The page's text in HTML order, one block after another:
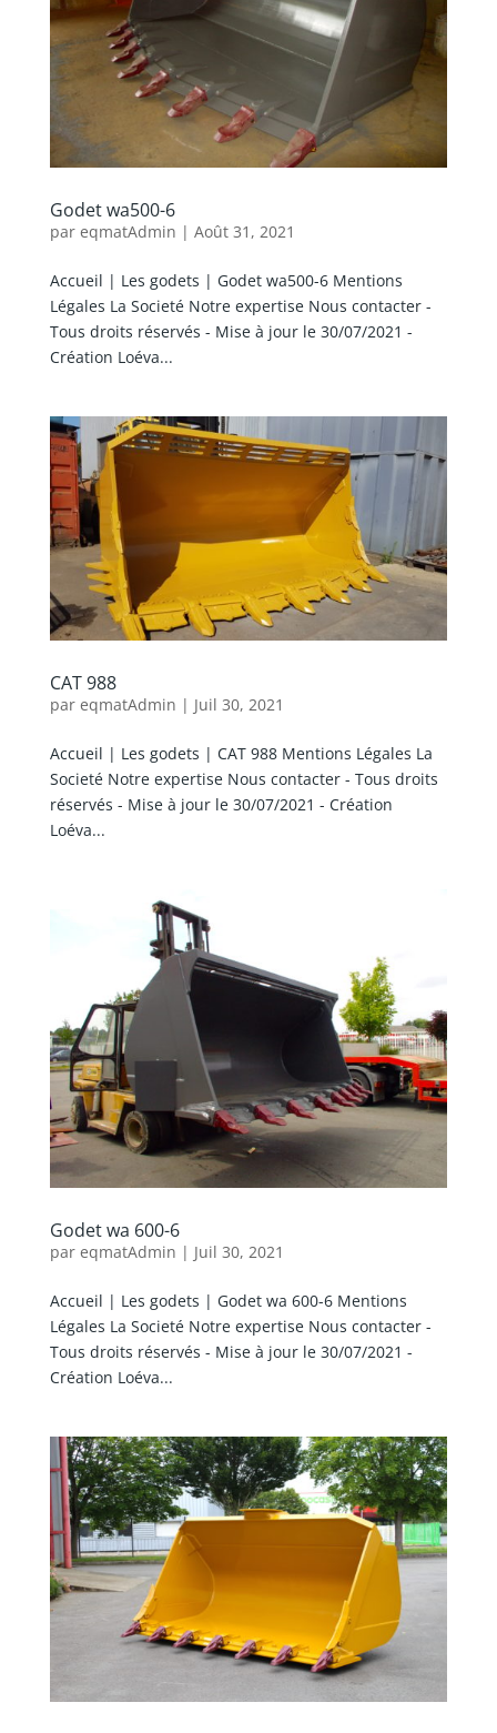
Godet wa500-6
par eqmatAdmin | Août 31, 2021
Accueil | Les godets | Godet wa500-6 Mentions
Légales La Societé Notre expertise Nous contacter -
Tous droits réservés - Mise à jour le 30/07/2021 -
Création Loéva...
CAT 988
par eqmatAdmin | Juil 30, 2021
Accueil | Les godets | CAT 988 Mentions Légales La
Societé Notre expertise Nous contacter - Tous droits
réservés - Mise à jour le 30/07/2021 - Création
Loéva...
Godet wa 600-6
par eqmatAdmin | Juil 30, 2021
Accueil | Les godets | Godet wa 600-6 Mentions
Légales La Societé Notre expertise Nous contacter -
Tous droits réservés - Mise à jour le 30/07/2021 -
Création Loéva...